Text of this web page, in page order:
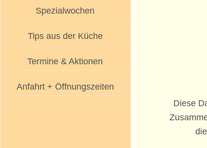
Spezialwochen
Tips aus der Küche
Termine & Aktionen
Anfahrt + Öffnungszeiten
Diese